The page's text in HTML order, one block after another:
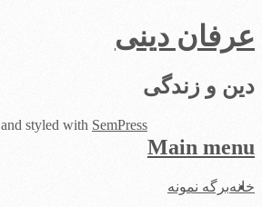
عرفان دینی
دین و زندگی
Main menu
Skip
خانهبرگه نمونه
and styled with SemPress